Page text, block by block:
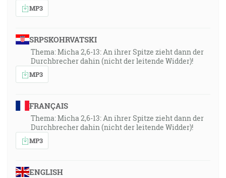
MP3
SRPSKOHRVATSKI
Thema: Micha 2,6-13: An ihrer Spitze zieht dann der
Durchbrecher dahin (nicht der leitende Widder)!
MP3
FRANÇAIS
Thema: Micha 2,6-13: An ihrer Spitze zieht dann der
Durchbrecher dahin (nicht der leitende Widder)!
MP3
ENGLISH